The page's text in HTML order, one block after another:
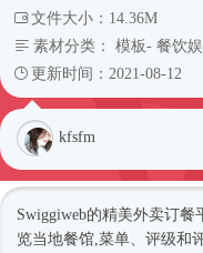
文件大小：14.36M
素材分类： 模板- 餐饮
更新时间：2021-08-12
kfsfm
Swiggiweb的精美外卖订餐
览当地餐馆,菜单、评级和